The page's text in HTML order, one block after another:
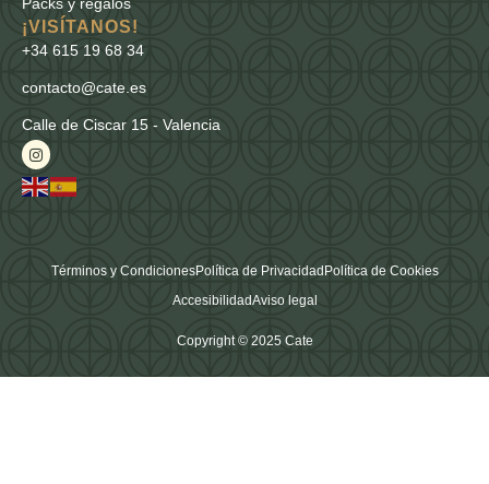
Packs y regalos
¡VISÍTANOS!
+34 615 19 68 34
contacto@cate.es
Calle de Ciscar 15 - Valencia
Copyright © 2025 Cate
Términos y CondicionesPolítica de PrivacidadPolítica de Cookies
AccesibilidadAviso legal